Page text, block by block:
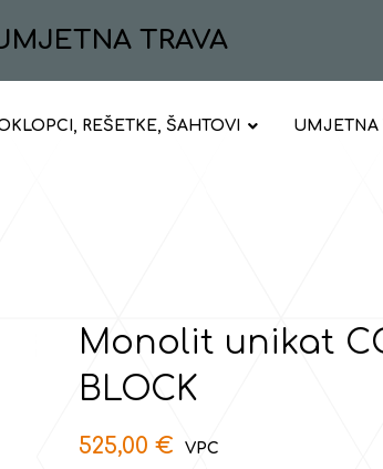
TRAVA
REŠETKE, ŠAHTOVI UMJETNA
Monolit unikat
BLOCK
525,00 €